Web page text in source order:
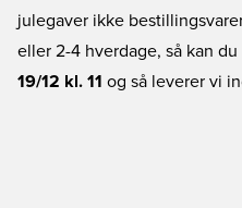
julegaver ikke
eller 2-4 hverdage, så kan
19/12 kl. 11 og så leverer vi